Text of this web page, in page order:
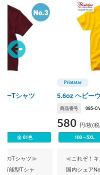
ドアスレ)
ーTシャツ
全 61色
のTシャツ≫
万能型Tシャ
Printstar
Printstar(プリ
5.6oz ヘビー
商品番号 085-
580 円/枚(
100～5XL
≪これぞ！
国内シェア